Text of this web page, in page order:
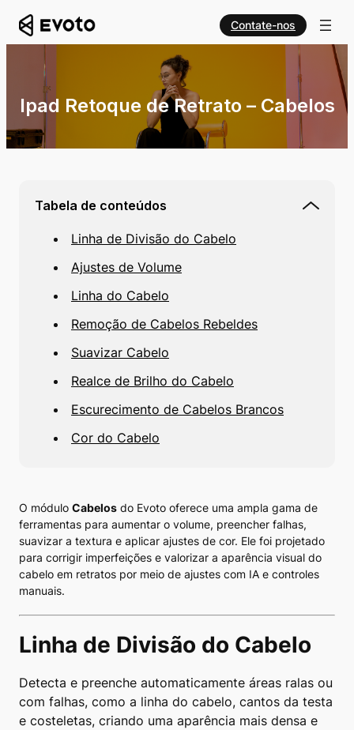
Contate-nos
Ipad Retoque de Retrato – Cabelos
Tabela de conteúdos
Linha de Divisão do Cabelo
Ajustes de Volume
Linha do Cabelo
Remoção de Cabelos Rebeldes
Suavizar Cabelo
Realce de Brilho do Cabelo
Escurecimento de Cabelos Brancos
Cor do Cabelo
O módulo Cabelos do Evoto oferece uma ampla gama de
ferramentas para aumentar o volume, preencher falhas,
suavizar a textura e aplicar ajustes de cor. Ele foi projetado
para corrigir imperfeições e valorizar a aparência visual do
cabelo em retratos por meio de ajustes com IA e controles
manuais.
Linha de Divisão do Cabelo
Detecta e preenche automaticamente áreas ralas ou
com falhas, como a linha do cabelo, cantos da testa
e costeletas, criando uma aparência mais densa e